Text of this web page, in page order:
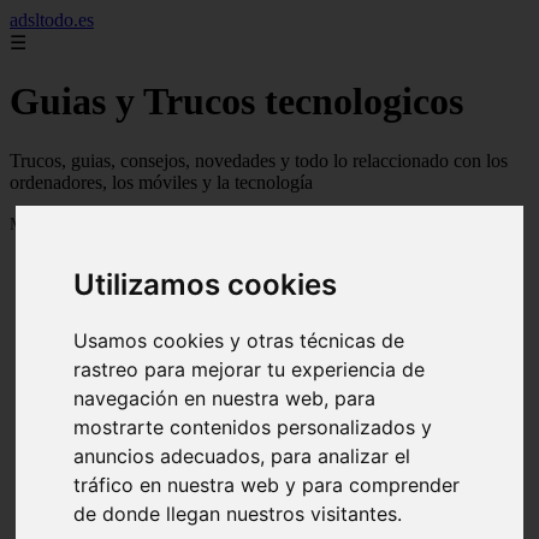
Utilizamos cookies
Usamos cookies y otras técnicas de
rastreo para mejorar tu experiencia de
navegación en nuestra web, para
mostrarte contenidos personalizados y
anuncios adecuados, para analizar el
tráfico en nuestra web y para comprender
de donde llegan nuestros visitantes.
adsltodo.es
☰
Guias y Trucos tecnologicos
Trucos, guias, consejos, novedades y todo lo relaccionado con los
ordenadores, los móviles y la tecnología
Mostrando 1 - 24 de 148 artículos
Newskill Kitsune Review 【Análisis en Español】